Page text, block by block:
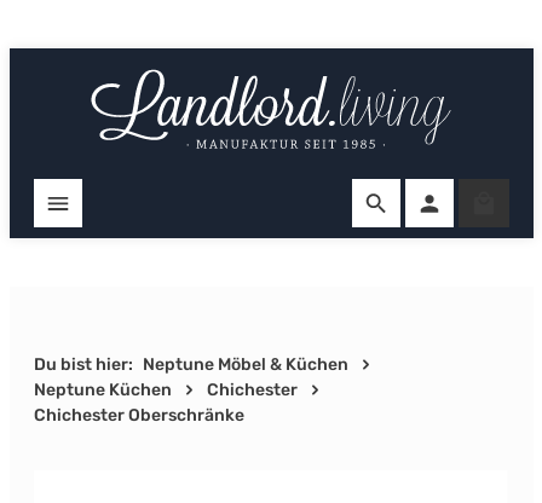
Du bist hier: Neptune Möbel & Küchen
Neptune Küchen
Chichester
Chichester Oberschränke